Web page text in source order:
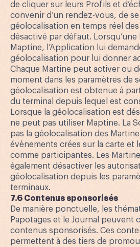
de cliquer sur leurs Profils et
convenir d’un rendez-vous, de
géolocalisation en temps réel
désactivé par défaut. Lorsqu’une
Maptine, l’Application lui
géolocalisation pour lui donner
Chaque Martine peut activer ou
moment dans les paramètres de
géolocalisation est obtenue à
du terminal depuis lequel est
Lorsque la géolocalisation est
ne peut pas utiliser Maptine. La
pas la géolocalisation des
évènements crées sur la carte et
comme participantes. Les
également désactiver les
géolocalisation depuis les
terminaux.
7.6 Contenus sponsorisés
De manière ponctuelle, les
Papotages et le Journal peuvent
contenus sponsorisés. Ces
permettent à des tiers de